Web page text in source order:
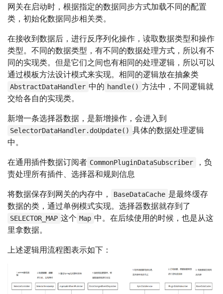
网关在启动时，根据指定的数据同步方式加载不同的配置
类，初始化数据同步相关类。
在接收到数据后，进行反序列化操作，读取数据类型和操作
类型。不同的数据类型，有不同的数据处理方式，所以有不
同的实现类。但是它们之间也有相同的处理逻辑，所以可以
通过模板方法设计模式来实现。相同的逻辑放在抽象类
AbstractDataHandler 中的 handle() 方法中，不同逻辑就
交给各自的实现类。
新增一条选择器数据，是新增操作，会进入到
SelectorDataHandler.doUpdate() 具体的数据处理逻辑
中。
在通用插件数据订阅者 CommonPluginDataSubscriber
，负
责处理所有插件、选择器和规则信息
将数据保存到网关的内存中，
BaseDataCache 是最终缓存
数据的类，通过单例模式实现。选择器数据就存到了
SELECTOR_MAP 这个 Map 中。在后续使用的时候，也是从这
里拿数据。
上述逻辑用流程图表示如下：